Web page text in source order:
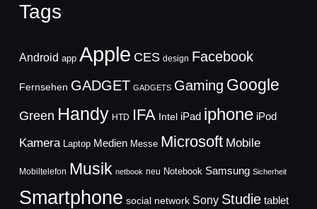
Tags
Android app Apple CES design Facebook
Fernsehen GADGET GADGETS Gaming Google
Green Handy HTD IFA Intel iPad iphone iPod
Kamera Laptop Medien Messe Microsoft Mobile
Mobiltelefon Musik netbook neu Notebook Samsung Sicherheit
Smartphone social network Sony Studie tablet